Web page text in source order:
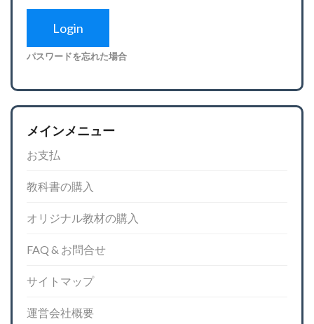
パスワードを忘れた場合
メインメニュー
お支払
教科書の購入
オリジナル教材の購入
FAQ & お問合せ
サイトマップ
運営会社概要